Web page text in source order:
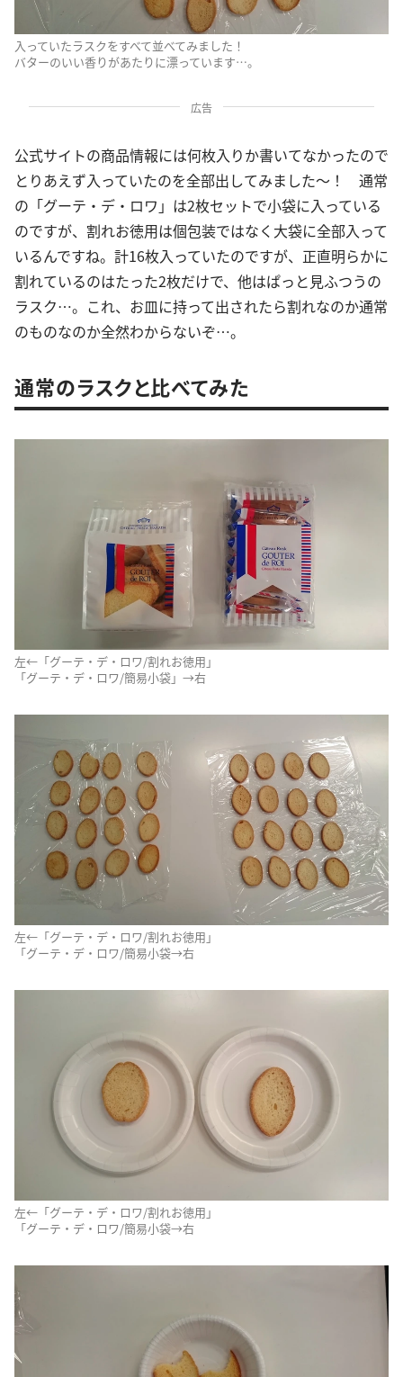
入っていたラスクをすべて並べてみました！
バターのいい香りがあたりに漂っています…。
広告
公式サイトの商品情報には何枚入りか書いてなかったので
とりあえず入っていたのを全部出してみました～！ 通常
の「グーテ・デ・ロワ」は2枚セットで小袋に入っている
のですが、割れお徳用は個包装ではなく大袋に全部入って
いるんですね。計16枚入っていたのですが、正直明らかに
割れているのはたった2枚だけで、他はぱっと見ふつうの
ラスク…。これ、お皿に持って出されたら割れなのか通常
のものなのか全然わからないぞ…。
通常のラスクと比べてみた
左←「グーテ・デ・ロワ/割れお徳用」
「グーテ・デ・ロワ/簡易小袋」→右
左←「グーテ・デ・ロワ/割れお徳用」
「グーテ・デ・ロワ/簡易小袋→右
左←「グーテ・デ・ロワ/割れお徳用」
「グーテ・デ・ロワ/簡易小袋→右